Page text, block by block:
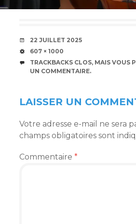
DATE
22 JUILLET 2025
TAILLE
607 × 1000
TRACKBACKS CLOS, MAIS VOUS
UN COMMENTAIRE.
LAISSER UN
Votre adresse e-mail ne sera
champs obligatoires sont
Commentaire *